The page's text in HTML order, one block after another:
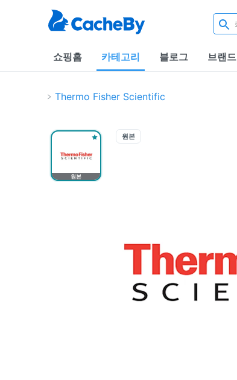
쇼핑홈 카테고리 블로그 브랜드
Thermo Fisher Scientific
원본
원본